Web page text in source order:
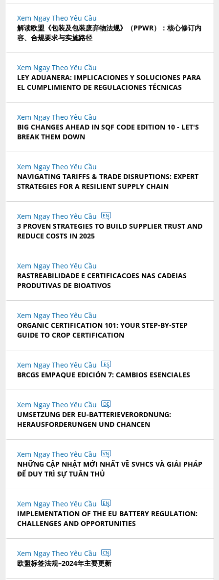
Xem Ngay Theo Yêu Cầu
解读欧盟《包装及包装废弃物法规》（PPWR）：核心修订内
容、合规要求与实施路径
Xem Ngay Theo Yêu Cầu
LEY ADUANERA: IMPLICACIONES Y SOLUCIONES PARA
EL CUMPLIMIENTO DE REGULACIONES TÉCNICAS
Xem Ngay Theo Yêu Cầu
BIG CHANGES AHEAD IN SQF CODE EDITION 10 - LET'S
BREAK THEM DOWN
Xem Ngay Theo Yêu Cầu
NAVIGATING TARIFFS & TRADE DISRUPTIONS: EXPERT
STRATEGIES FOR A RESILIENT SUPPLY CHAIN
Xem Ngay Theo Yêu Cầu EN
3 PROVEN STRATEGIES TO BUILD SUPPLIER TRUST AND
REDUCE COSTS IN 2025
Xem Ngay Theo Yêu Cầu
RASTREABILIDADE E CERTIFICACOES NAS CADEIAS
PRODUTIVAS DE BIOATIVOS
Xem Ngay Theo Yêu Cầu
ORGANIC CERTIFICATION 101: YOUR STEP-BY-STEP
GUIDE TO CROP CERTIFICATION
Xem Ngay Theo Yêu Cầu ES
BRCGS EMPAQUE EDICIÓN 7: CAMBIOS ESENCIALES
Xem Ngay Theo Yêu Cầu DE
UMSETZUNG DER EU-BATTERIEVERORDNUNG:
HERAUSFORDERUNGEN UND CHANCEN
Xem Ngay Theo Yêu Cầu VN
NHỮNG CẬP NHẬT MỚI NHẤT VỀ SVHCS VÀ GIẢI PHÁP
ĐỂ DUY TRÌ SỰ TUÂN THỦ
Xem Ngay Theo Yêu Cầu EN
IMPLEMENTATION OF THE EU BATTERY REGULATION:
CHALLENGES AND OPPORTUNITIES
Xem Ngay Theo Yêu Cầu CN
欧盟标签法规–2024年主要更新